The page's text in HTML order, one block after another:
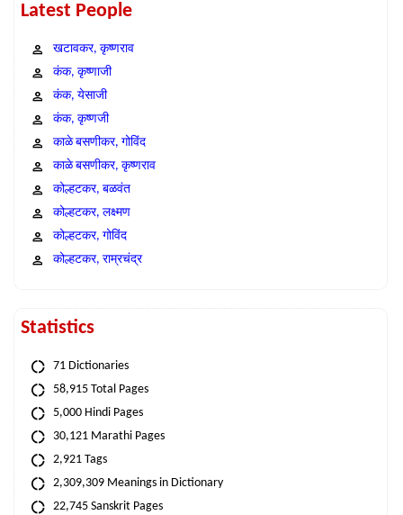
Latest People
खटावकर, कृष्णराव
कंक, कृष्णाजी
कंक, येसाजी
कंक, कृष्णजी
काळे बसणीकर, गोविंद
काळे बसणीकर, कृष्णराव
कोल्हटकर, बळवंत
कोल्हटकर, लक्ष्मण
कोल्हटकर, गोविंद
कोल्हटकर, राम्रचंद्र
Statistics
71 Dictionaries
58,915 Total Pages
5,000 Hindi Pages
30,121 Marathi Pages
2,921 Tags
2,309,309 Meanings in Dictionary
22,745 Sanskrit Pages